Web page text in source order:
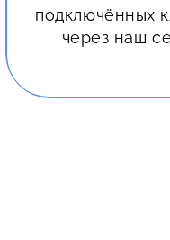
подключённых
через наш